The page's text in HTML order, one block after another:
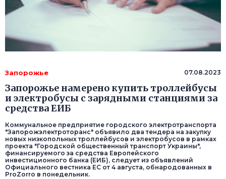
Запорожье 07.08.2023
Запорожье намерено купить троллейбусы
и электробусы с зарядными станциями за
средства ЕИБ
Коммунальное предприятие городского электротранспорта
"Запорожэлектроторанс" объявило два тендера на закупку
новых низкопольных троллейбусов и электробусов в рамках
проекта "Городской общественный транспорт Украины",
финансируемого за средства Европейского
инвестиционного банка (ЕИБ), следует из объявлений
Официального вестника ЕС от 4 августа, обнародованных в
ProZorro в понедельник.